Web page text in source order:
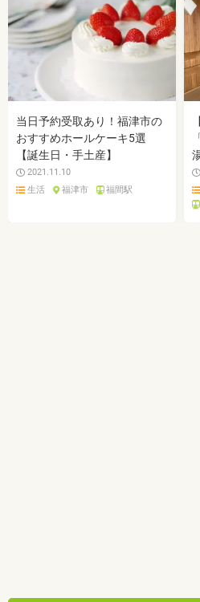
当日予約受取あり！福津市の
おすすめホールケーキ5選
【誕生日・手土産】
2021.11.10
生活
福津市 福間駅